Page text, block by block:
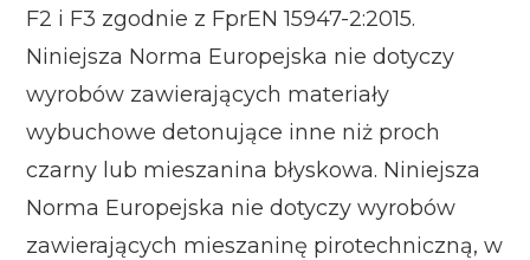
F2 i F3 zgodnie z FprEN 15947-2:2015.
Niniejsza Norma Europejska nie dotyczy
wyrobów zawierających materiały
wybuchowe detonujące inne niż proch
czarny lub mieszanina błyskowa. Niniejsza
Norma Europejska nie dotyczy wyrobów
zawierających mieszaninę pirotechniczną, w